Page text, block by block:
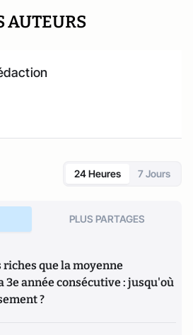
AUTEURS
24 Heures 7 Jours
PLUS PARTAGES
riches que la moyenne
3e année consécutive : jusqu'où
?